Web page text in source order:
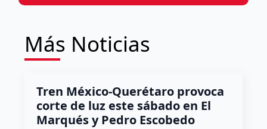
Más Noticias
Tren México-Querétaro provoca
corte de luz este sábado en El
Marqués y Pedro Escobedo